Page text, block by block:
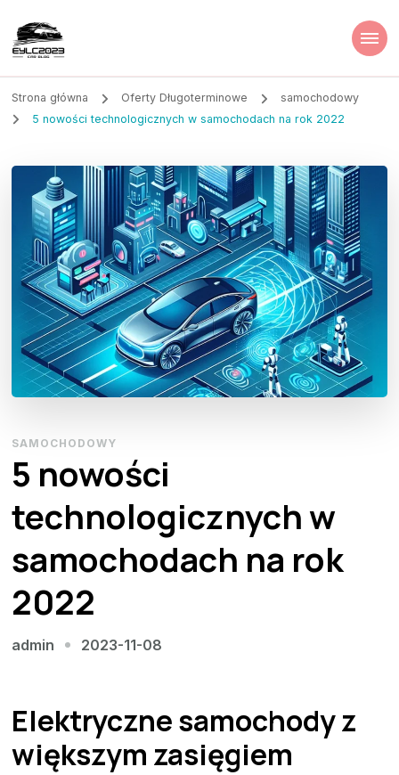
Strona główna Oferty Długoterminowe
samochodowy
5 nowości technologicznych w samochodach na rok 2022
SAMOCHODOWY
5 nowości
technologicznych w
samochodach na rok
2022
admin 2023-11-08
Elektryczne samochody z
większym zasięgiem